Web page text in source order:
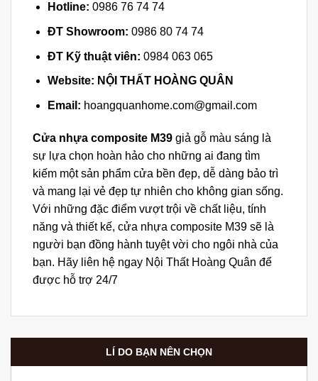
Hotline: 0986 76 74 74
ĐT Showroom: 0986 80 74 74
ĐT Kỹ thuật viên: 0984 063 065
Website: NỘI THẤT HOÀNG QUÂN
Email: hoangquanhome.com@gmail.com
Cửa nhựa composite M39 giả gỗ màu sáng là
sự lựa chọn hoàn hảo cho những ai đang tìm
kiếm một sản phẩm cửa bền đẹp, dễ dàng bảo trì
và mang lại vẻ đẹp tự nhiên cho không gian sống.
Với những đặc điểm vượt trội về chất liệu, tính
năng và thiết kế, cửa nhựa composite M39 sẽ là
người bạn đồng hành tuyệt vời cho ngôi nhà của
bạn. Hãy liên hệ ngay Nội Thất Hoàng Quân để
được hỗ trợ 24/7
LÍ DO BẠN NÊN CHỌN